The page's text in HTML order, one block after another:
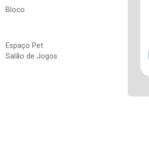
Bloco
Espaço Pet
Salão de Jogos